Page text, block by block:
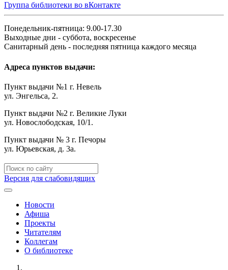
Группа библиотеки во вКонтакте
Понедельник-пятница: 9.00-17.30
Выходные дни - суббота, воскресенье
Санитарный день - последняя пятница каждого месяца
Адреса пунктов выдачи:
Пункт выдачи №1 г. Невель
ул. Энгельса, 2.
Пункт выдачи №2 г. Великие Луки
ул. Новослободская, 10/1.
Пункт выдачи № 3 г. Печоры
ул. Юрьевская, д. 3а.
Версия для слабовидящих
Новости
Афиша
Проекты
Читателям
Коллегам
О библиотеке